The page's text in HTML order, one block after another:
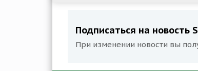
Подписаться на новость
При изменении новости вы